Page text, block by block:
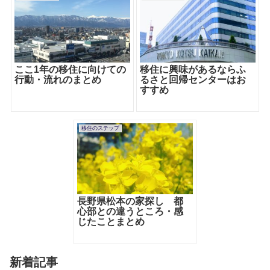
ここ1年の移住に向けての
行動・流れのまとめ
移住に興味があるならふ
るさと回帰センターはお
すすめ
移住のステップ
長野県松本の家探し 都
心部との違うところ・感
じたことまとめ
新着記事